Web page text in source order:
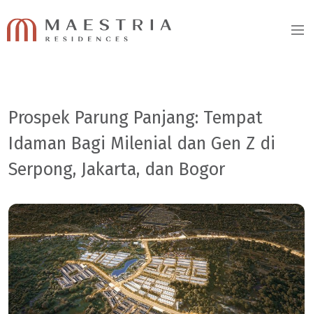
Prospek Parung Panjang: Tempat
Idaman Bagi Milenial dan Gen Z di
Serpong, Jakarta, dan Bogor